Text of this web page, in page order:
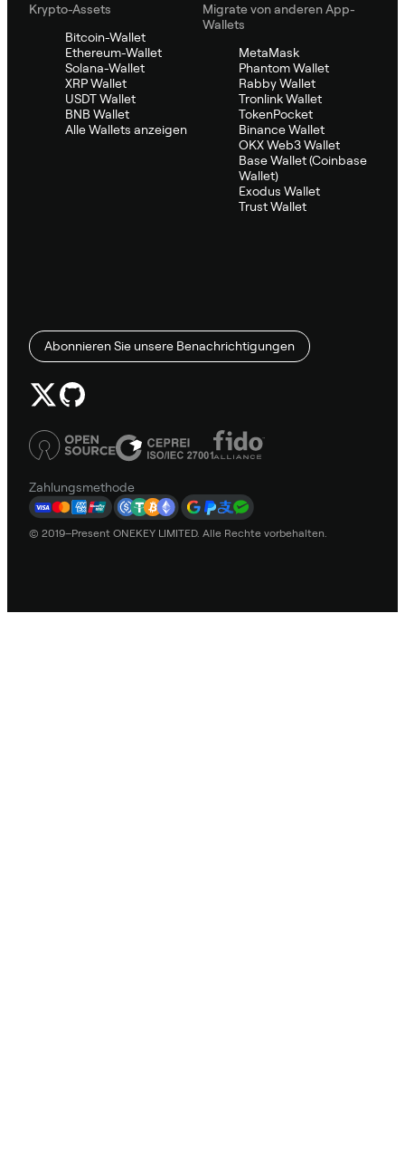
Krypto-Assets
Bitcoin-Wallet
Ethereum-Wallet
Solana-Wallet
XRP Wallet
USDT Wallet
BNB Wallet
Alle Wallets anzeigen
Migrate von anderen App-
Wallets
MetaMask
Phantom Wallet
Rabby Wallet
Tronlink Wallet
TokenPocket
Binance Wallet
OKX Web3 Wallet
Base Wallet (Coinbase
Wallet)
Exodus Wallet
Trust Wallet
Abonnieren Sie unsere Benachrichtigungen
Zahlungsmethode
© 2019–Present ONEKEY LIMITED. Alle Rechte vorbehalten.